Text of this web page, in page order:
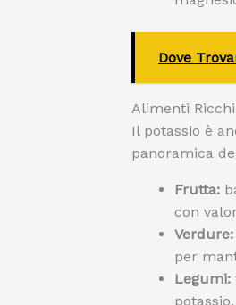
Dove
Alimenti
Il potassio è
panoramica
Frutta:
con
Verdure:
per
Legumi: